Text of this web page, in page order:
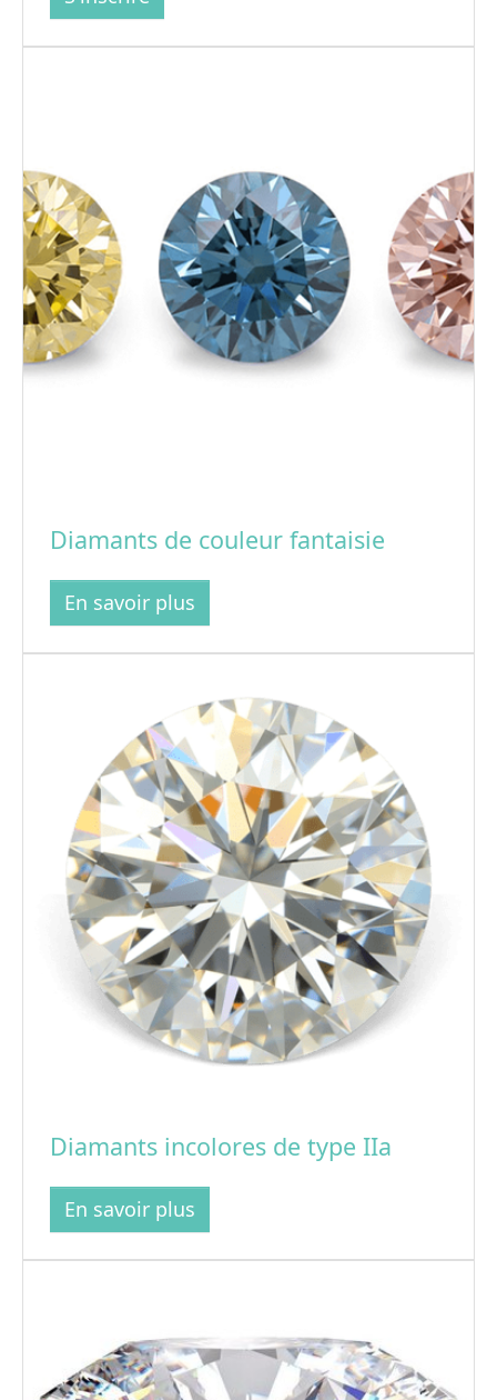
Diamants de couleur fantaisie
En savoir plus
Diamants incolores de type IIa
En savoir plus